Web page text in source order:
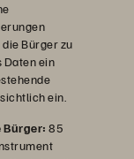
Bürger zu
Daten ein
ein.
Bürger: 85